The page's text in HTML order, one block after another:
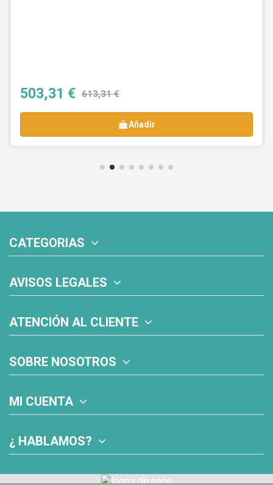
503,31 € 613,31 €
Añadir
CATEGORIAS
AVISOS LEGALES
ATENCIÓN AL CLIENTE
SOBRE NOSOTROS
MI CUENTA
¿ HABLAMOS?